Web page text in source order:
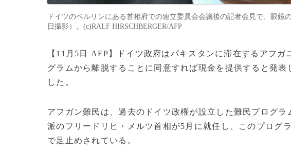
ドイツのベルリンにある首相府での連立委員会会議後の記者会見で、眼鏡
日撮影）。(c)RALF HIRSCHBERGER/AFP
【11月5日 AFP】ドイツ政府はパキスタンに滞在するアフ
グラムから離脱することに同意すれば現金を提供すると発
した。
アフガン難民は、過去のドイツ政権が設立した難民プログ
派のフリードリヒ・メルツ首相が5月に就任し、このプログ
で足止めされている。